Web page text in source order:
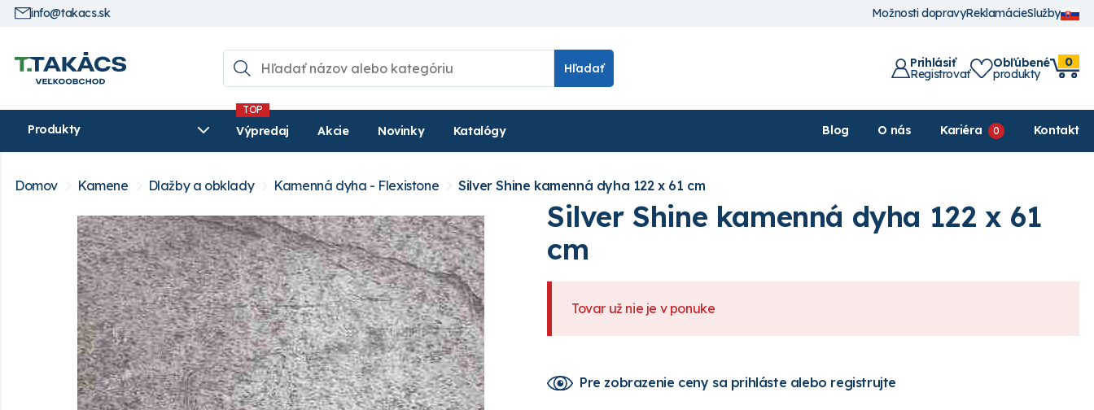
info@takacs.sk Možnosti dopravyReklamácieSlužby
Hľadať Prihlásiť
Registrovať
Obľúbené
produkty
0
Produkty Výpredaj Akcie Novinky Katalógy Blog O nás Kariéra Kontakt
Domov Kamene Dlažby a obklady Kamenná dyha - Flexistone Silver Shine kamenná dyha 122 x 61 cm
Silver Shine kamenná dyha 122 x 61
cm
Tovar už nie je v ponuke
Pre zobrazenie ceny sa prihláste alebo registrujte